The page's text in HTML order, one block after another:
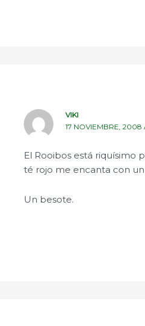
VIKI
17 NOVIEMBRE, 2008
El Rooibos está riquísimo
té rojo me encanta con
Un besote.